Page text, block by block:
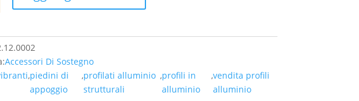
Accessori Di Sostegno
,piedini di
appoggio
,profilati alluminio
strutturali
,profili in
alluminio
,vendita profili
alluminio